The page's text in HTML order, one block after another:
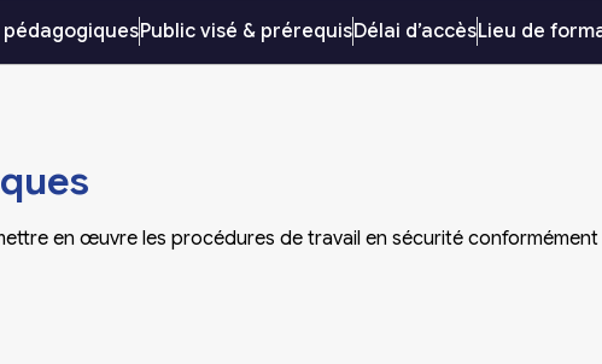
Public visé & prérequisDélai d’accèsLieu de
en œuvre les procédures de travail en sécurité conformément